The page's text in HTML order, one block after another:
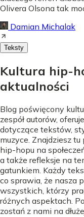
Olivera Olsona tak
Damian Michalak
Teksty
Kultura hip-
aktualności
Blog poświęcony
zespół autorów,
dotyczące tekstów,
muzyce. Znajdziesz
hip-hopu na
a także refleksje na
gatunkiem. Każdy
co sprawia, że nasza
wszystkich, którzy
różnych aspektach.
zostań z nami na